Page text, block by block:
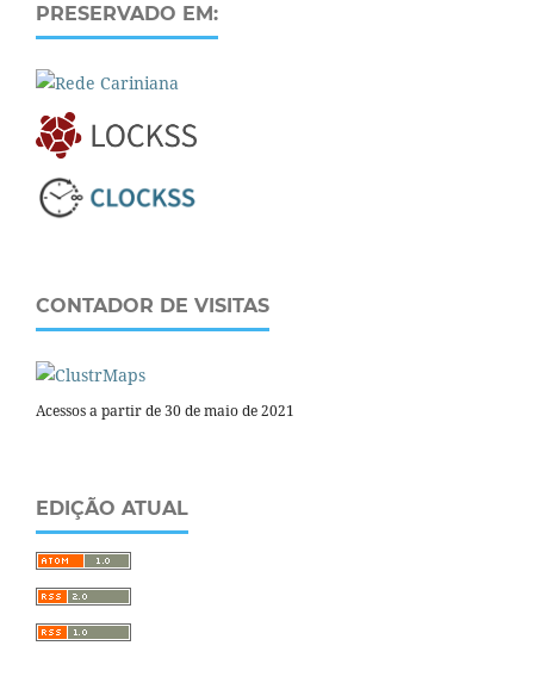
PRESERVADO EM:
CONTADOR DE VISITAS
Acessos a partir de 30 de maio de 2021
EDIÇÃO ATUAL